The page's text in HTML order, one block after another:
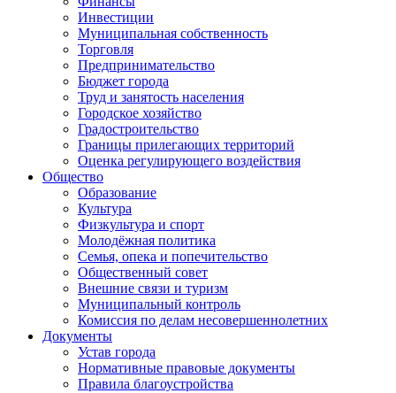
Инвестиции
Муниципальная собственность
Торговля
Предпринимательство
Бюджет города
Труд и занятость населения
Городское хозяйство
Градостроительство
Границы прилегающих территорий
Оценка регулирующего воздействия
Общество
Образование
Культура
Физкультура и спорт
Молодёжная политика
Семья, опека и попечительство
Общественный совет
Внешние связи и туризм
Муниципальный контроль
Комиссия по делам несовершеннолетних
Документы
Устав города
Нормативные правовые документы
Правила благоустройства